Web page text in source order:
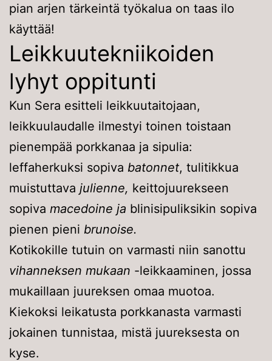
pian arjen tärkeintä työkalua on taas ilo
käyttää!
Leikkuutekniikoiden
lyhyt oppitunti
Kun Sera esitteli leikkuutaitojaan,
leikkuulaudalle ilmestyi toinen toistaan
pienempää porkkanaa ja sipulia:
leffaherkuksi sopiva batonnet, tulitikkua
muistuttava julienne, keittojuurekseen
sopiva macedoine ja blinisipuliksikin sopiva
pienen pieni brunoise.
Kotikokille tutuin on varmasti niin sanottu
vihanneksen mukaan -leikkaaminen, jossa
mukaillaan juureksen omaa muotoa.
Kiekoksi leikatusta porkkanasta varmasti
jokainen tunnistaa, mistä juureksesta on
kyse.